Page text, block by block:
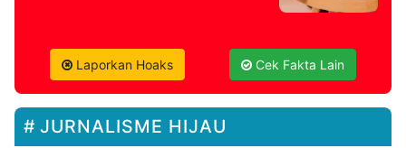
Laporkan Hoaks Cek Fakta Lain
JURNALISME HIJAU